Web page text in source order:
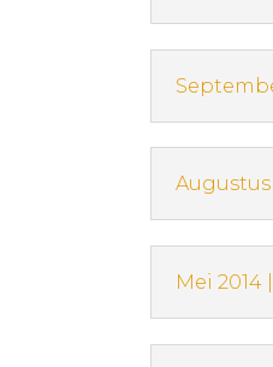
Mei 2014